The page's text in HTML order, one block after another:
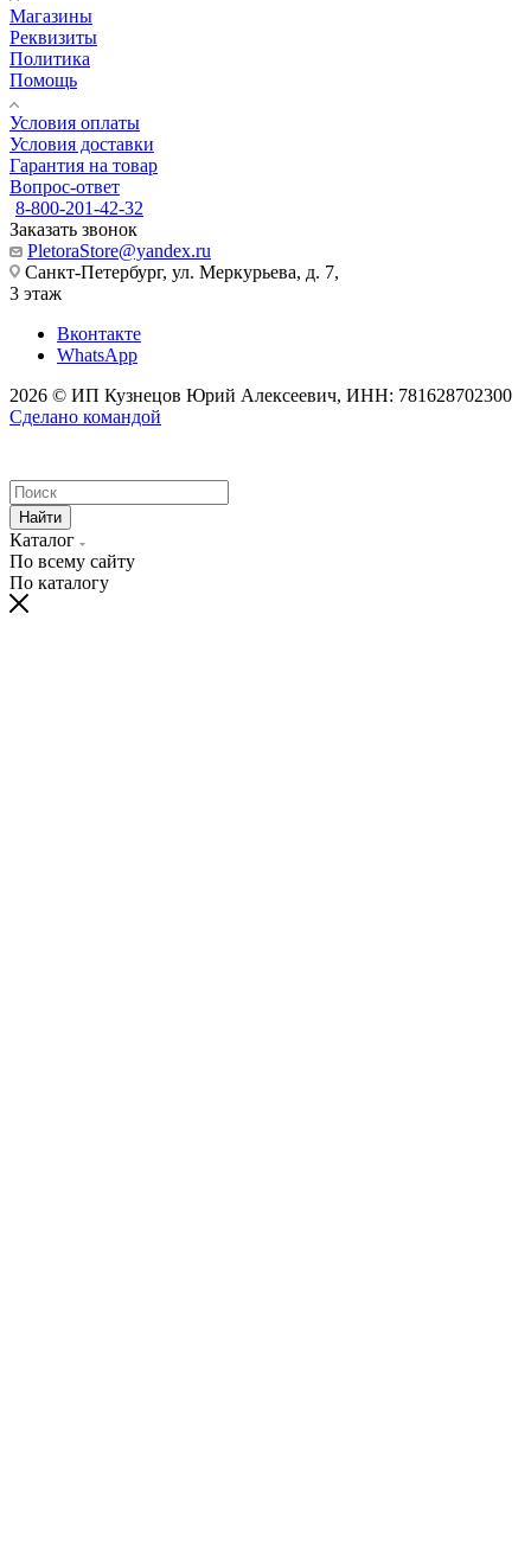
Магазины
Реквизиты
Политика
Помощь
Условия оплаты
Условия доставки
Гарантия на товар
Вопрос-ответ
8-800-201-42-32
Заказать звонок
PletoraStore@yandex.ru
Санкт-Петербург, ул. Меркурьева, д. 7,
3 этаж
Вконтакте
WhatsApp
2026 © ИП Кузнецов Юрий Алексеевич, ИНН: 781628702300
Сделано командой
Найти
Каталог
По всему сайту
По каталогу